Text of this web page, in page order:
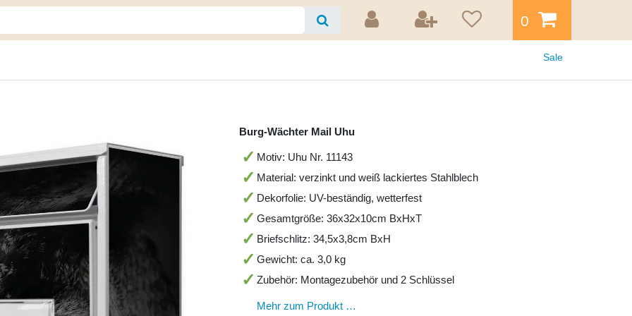
0
Sale
Burg-Wächter Mail Uhu
Motiv: Uhu Nr. 11143
Material: verzinkt und weiß lackiertes Stahlblech
Dekorfolie: UV-beständig, wetterfest
Gesamtgröße: 36x32x10cm BxHxT
Briefschlitz: 34,5x3,8cm BxH
Gewicht: ca. 3,0 kg
Zubehör: Montagezubehör und 2 Schlüssel
Mehr zum Produkt …